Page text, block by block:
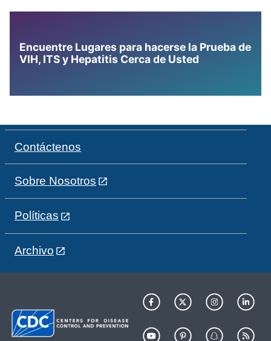
Encuentre Lugares para hacerse la Prueba de
VIH, ITS y Hepatitis Cerca de Usted
Contáctenos
Sobre Nosotros
Políticas
Archivo